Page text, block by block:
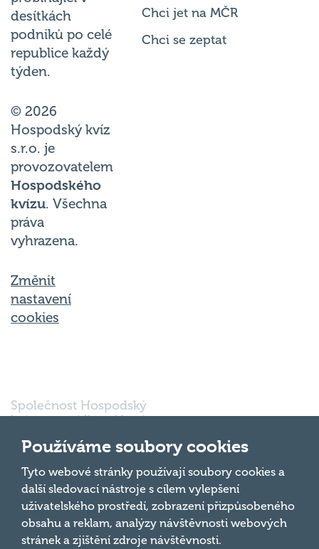
desítkách
podniků po celé
republice každý
týden.
© 2026
Hospodský kvíz
s.r.o. je
provozovatelem
Hospodského
kvízu. Všechna
práva
vyhrazena.
Změnit
nastavení
cookies
Chci jet na MČR
Chci se zeptat
Společnost Hospodský
kvíz s.r.o., sídlem Nové
602 00 Brno, IČ:
03980138, DIČ:
CZ03980138 je vedena
pod spisovou značkou
a oddílem 90428 C u
Krajského soudu v
Brně.
Nahoru
Používáme soubory cookies
Tyto webové stránky používají soubory cookies a
další sledovací nástroje s cílem vylepšení
uživatelského prostředí, zobrazení přizpůsobeného
obsahu a reklam, analýzy návštěvnosti webových
stránek a zjištění zdroje návštěvnosti.